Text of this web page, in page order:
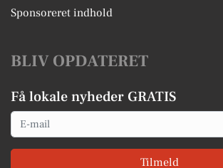
Sponsoreret indhold
BLIV OPDATERET
Få lokale nyheder GRATIS
Email
Tilmeld